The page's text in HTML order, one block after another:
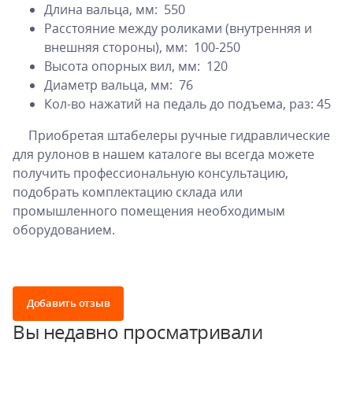
Длина вальца, мм: 550
Расстояние между роликами (внутренняя и
внешняя стороны), мм: 100-250
Высота опорных вил, мм: 120
Диаметр вальца, мм: 76
Кол-во нажатий на педаль до подъема, раз: 45
Приобретая штабелеры ручные гидравлические
для рулонов в нашем каталоге вы всегда можете
получить профессиональную консультацию,
подобрать комплектацию склада или
промышленного помещения необходимым
оборудованием.
Добавить отзыв
Вы недавно просматривали